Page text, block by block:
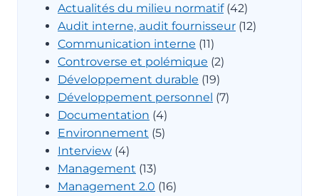
Actualités du milieu normatif(42)
Audit interne, audit fournisseur (12)
Communication interne (11)
Controverse et polémique (2)
Développement durable (19)
Développement personnel (7)
Documentation (4)
Environnement (5)
Interview (4)
Management (13)
Management 2.0 (16)